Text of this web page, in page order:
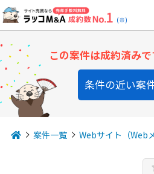
(※)
この案件は成約済み
条件の近い案
案件一覧 Webサイト（Web